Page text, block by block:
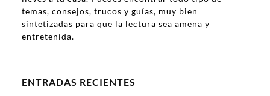
temas, consejos, trucos y guías, muy bien
sintetizadas para que la lectura sea amena y
entretenida.
ENTRADAS RECIENTES